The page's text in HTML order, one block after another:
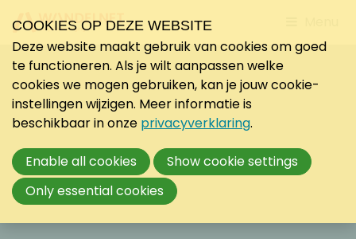
to
COOKIES OP DEZE WEBSITE
Deze website maakt gebruik van cookies om goed
te functioneren. Als je wilt aanpassen welke
cookies we mogen gebruiken, kan je jouw cookie-
instellingen wijzigen. Meer informatie is
beschikbaar in onze privacyverklaring.
Enable all cookies
Show cookie settings
Only essential cookies